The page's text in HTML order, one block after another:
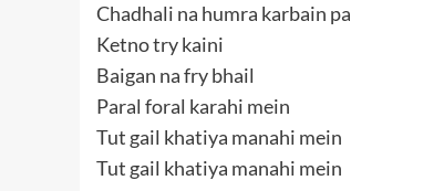
Chadhali na humra karbain pa
Ketno try kaini
Baigan na fry bhail
Paral foral karahi mein
Tut gail khatiya manahi mein
Tut gail khatiya manahi mein